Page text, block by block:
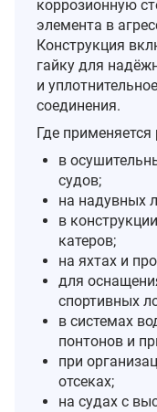
коррозионную
элемента в
Конструкция
гайку для
и
соединения.
Где
в
судов;
на надувных
в
катеров;
на яхтах и
для
спортивных
в системах
понтонов и
при
отсеках;
на судах с